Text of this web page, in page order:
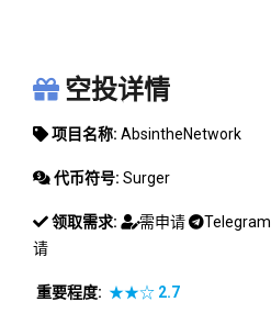
空投详情
项目名称: AbsintheNetwork
代币符号: Surger
领取需求: 需申请 Telegram
请
重要程度: ★★☆ 2.7